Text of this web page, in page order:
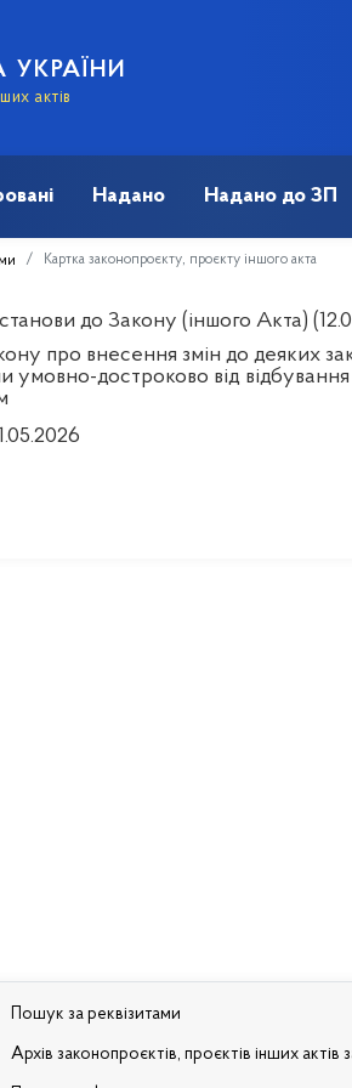
УКРАЇНИ
актів
Надано Надано до ЗП
Картка законопроєкту, проєкту іншого акта
до Закону (іншого Акта)
про внесення змін до деяких
умовно-достроково від
Пошук за реквізитами
Архів законопроєктів, проєктів інших актів